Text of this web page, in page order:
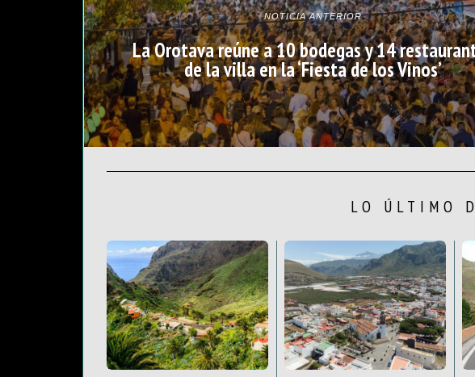
NOTICIA ANTERIOR
La Orotava reúne a 10 bodegas y 14
de la villa en la ‘Fiesta de los Vinos’
LO ÚLTIMO